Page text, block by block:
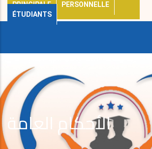
PRINCIPALE
PERSONNELLE
ÉTUDIANTS
الأحكام العامة